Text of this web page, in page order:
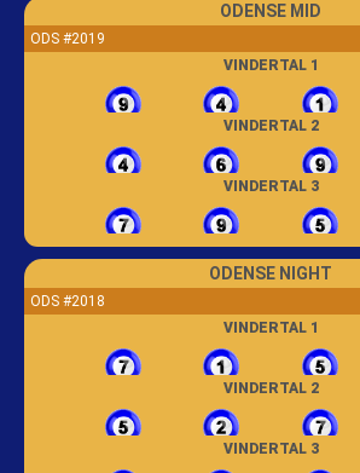
ODENSE MID
ODS #2019
VINDERTAL 1
VINDERTAL 2
VINDERTAL 3
ODENSE NIGHT
ODS #2018
VINDERTAL 1
VINDERTAL 2
VINDERTAL 3